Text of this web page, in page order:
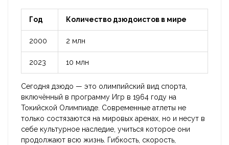
Год Количество дзюдоистов в мире
2000 2 млн
2023 10 млн
Сегодня дзюдо — это олимпийский вид спорта,
включённый в программу Игр в 1964 году на
Токийской Олимпиаде. Современные атлеты не
только состязаются на мировых аренах, но и несут в
себе культурное наследие, учиться которое они
продолжают всю жизнь. Гибкость, скорость,